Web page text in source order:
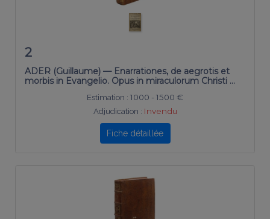
2
ADER (Guillaume) — Enarrationes, de aegrotis et
morbis in Evangelio. Opus in miraculorum Christi …
Estimation : 1000 - 1500 €
Adjudication : Invendu
Fiche détaillée